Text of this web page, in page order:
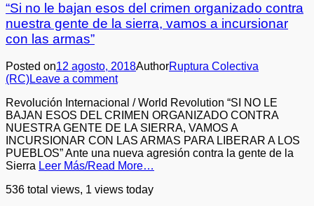
“Si no le bajan esos del crimen organizado contra
nuestra gente de la sierra, vamos a incursionar
con las armas”
Posted on12 agosto, 2018AuthorRuptura Colectiva
(RC)Leave a comment
Revolución Internacional / World Revolution “SI NO LE
BAJAN ESOS DEL CRIMEN ORGANIZADO CONTRA
NUESTRA GENTE DE LA SIERRA, VAMOS A
INCURSIONAR CON LAS ARMAS PARA LIBERAR A LOS
PUEBLOS” Ante una nueva agresión contra la gente de la
Sierra Leer Más/Read More…
536 total views, 1 views today